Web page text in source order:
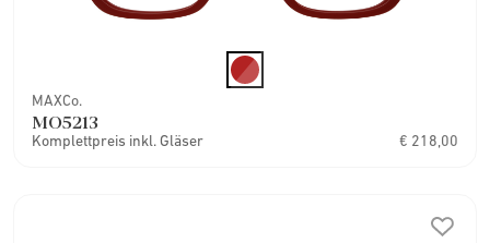
MAXCo.
MO5213
Komplettpreis inkl. Gläser € 218,00